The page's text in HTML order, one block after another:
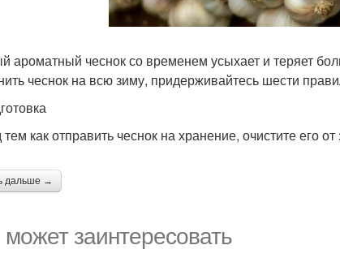
ароматный чеснок со временем усыхает и теряет
чеснок на всю зиму, придерживайтесь шести
как отправить чеснок на хранение, очистите его
дальше →
заинтересовать